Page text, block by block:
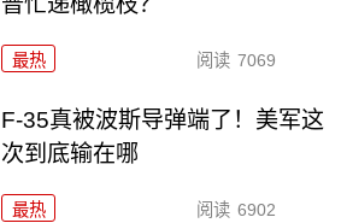
最热 阅读 7069
F-35真被波斯导弹端了！美军这
次到底输在哪
最热 阅读 6902